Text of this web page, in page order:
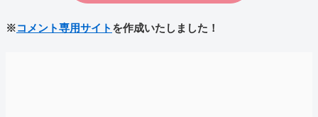
※コメント専用サイト を作成いたしました！